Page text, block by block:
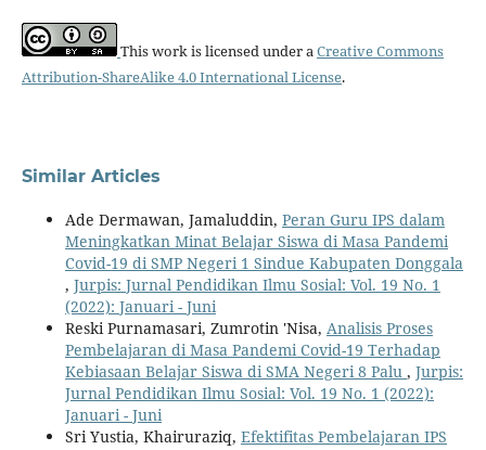
This work is licensed under aCreative Commons
Attribution-ShareAlike 4.0 International License.
Similar Articles
Ade Dermawan, Jamaluddin, Peran Guru IPS dalam
Meningkatkan Minat Belajar Siswa di Masa Pandemi
Covid-19 di SMP Negeri 1 Sindue Kabupaten Donggala
, Jurpis: Jurnal Pendidikan Ilmu Sosial: Vol. 19 No. 1
(2022): Januari - Juni
Reski Purnamasari, Zumrotin 'Nisa, Analisis Proses
Pembelajaran di Masa Pandemi Covid-19 Terhadap
Kebiasaan Belajar Siswa di SMA Negeri 8 Palu , Jurpis:
Jurnal Pendidikan Ilmu Sosial: Vol. 19 No. 1 (2022):
Januari - Juni
Sri Yustia, Khairuraziq, Efektifitas Pembelajaran IPS